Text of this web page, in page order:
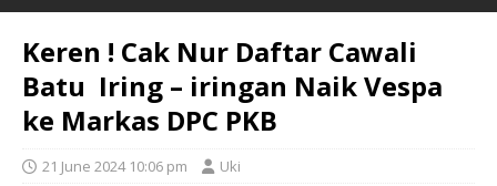
Keren ! Cak Nur Daftar Cawali
Batu Iring – iringan Naik Vespa
ke Markas DPC PKB
21 June 2024 10:06 pm Uki